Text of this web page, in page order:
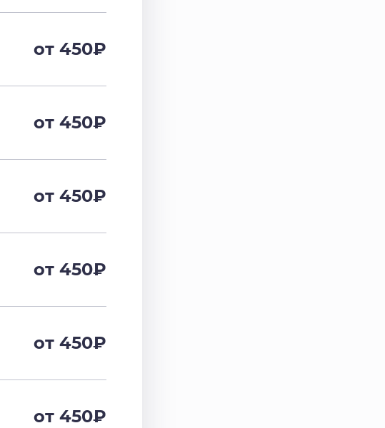
от 450₽
от 450₽
от 450₽
от 450₽
от 450₽
от 450₽